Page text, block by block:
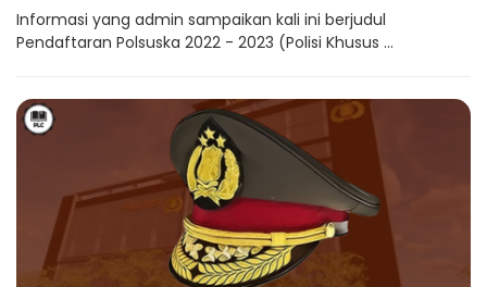
Informasi yang admin sampaikan kali ini berjudul
Pendaftaran Polsuska 2022 - 2023 (Polisi Khusus ...